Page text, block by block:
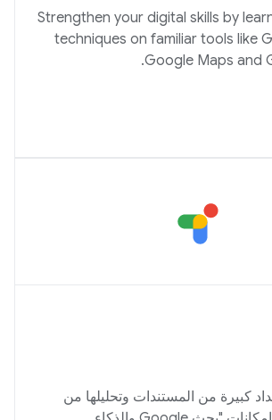
Strengthen your digital skills by
techniques on familiar tools like
Google Maps and
كبيرة من المستندات وتحليلها من